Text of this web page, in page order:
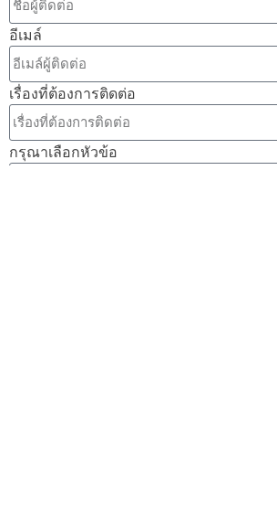
อีเมล์
เรื่องที่ต้องการติดต่อ
กรุณาเลือกหัวข้อ